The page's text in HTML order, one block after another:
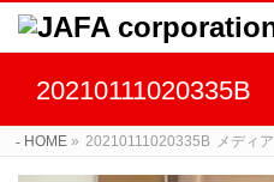
20210111020335B
HOME » 20210111020335B メディア